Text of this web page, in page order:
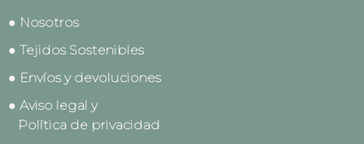
● Nosotros
● Tejidos Sostenibles
● Envíos y devoluciones
● Aviso legal y
Política de privacidad